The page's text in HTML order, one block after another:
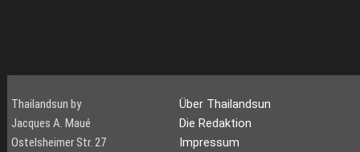
Thailandsun by
Jacques A. Maué
Ostelsheimer Str. 27
Über Thailandsun
Die Redaktion
Impressum